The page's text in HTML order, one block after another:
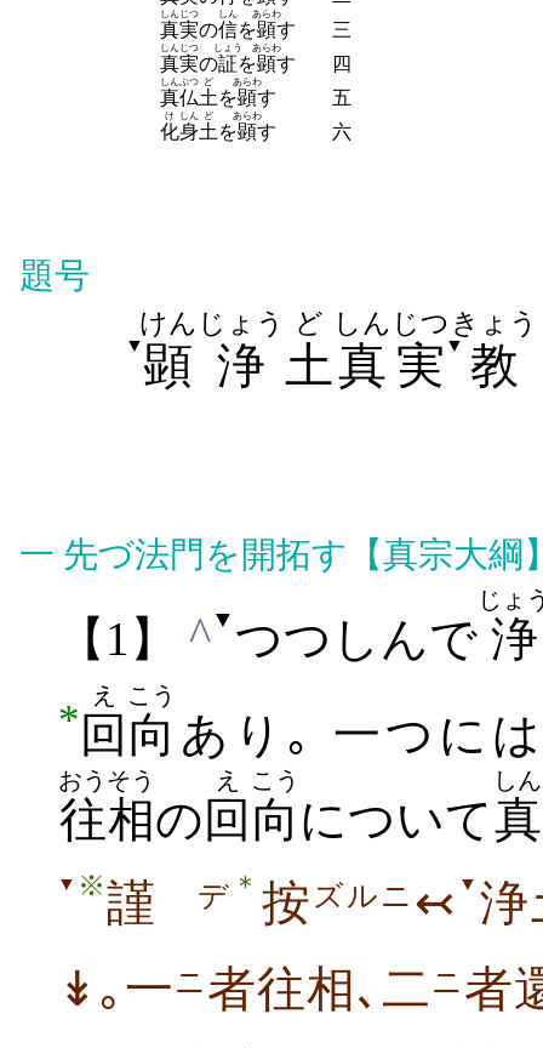
真実
しんじつ
の信
しん
を顕
あらわ
す
三
真実
しんじつ
の証
しょう
を顕
あらわ
す
四
真
しん
仏
ぶつ
土
ど
を顕
あらわ
す
五
化
け
身
しん
土
ど
を顕
あらわ
す 六
題号
▼顕
けん
浄
じょう
土
ど
真実
しんじつ
▼ 教
きょう
一 先づ法門を開拓す【真宗大綱
【1】 ^▼ つつしんで 浄
じょ
* 回
え
向
こう
あり｡
一つに
往相
おうそう
の回
え
向
こう
について
し
▼ ※謹 デ ＊ 按 ズルニ ↢ ▼ 浄
↡｡一ニ者往相､二ニ者